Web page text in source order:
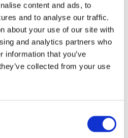
content and ads, to
and to analyse our traffic.
about your use of our site with
and analytics partners who
information that you’ve
collected from your use
produkter